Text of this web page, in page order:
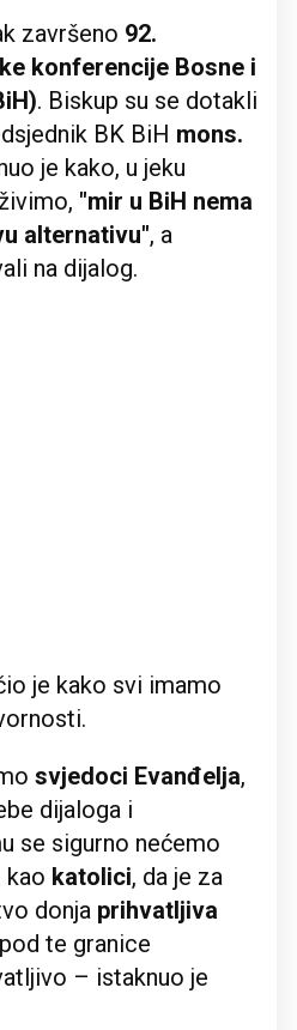
završeno 92.
konferencije Bosne i
. Biskup su se dotakli
BK BiH mons.
je kako, u jeku
"mir u BiH nema
alternativu", a
na dijalog.
je kako svi imamo
svjedoci Evanđelja,
dijaloga i
se sigurno nećemo
kao katolici, da je za
donja prihvatljiva
te granice
– istaknuo je